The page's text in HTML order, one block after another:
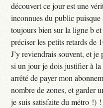
découvert ce jour est une
inconnues du public
toujours bien sur la ligne b et
préciser les petits retards de
J’y reviendrais souvent, et
si un jour je dois justifier à
arrêté de payer mon
nombre de zones, et garder
je suis satisfaite du métro !) !